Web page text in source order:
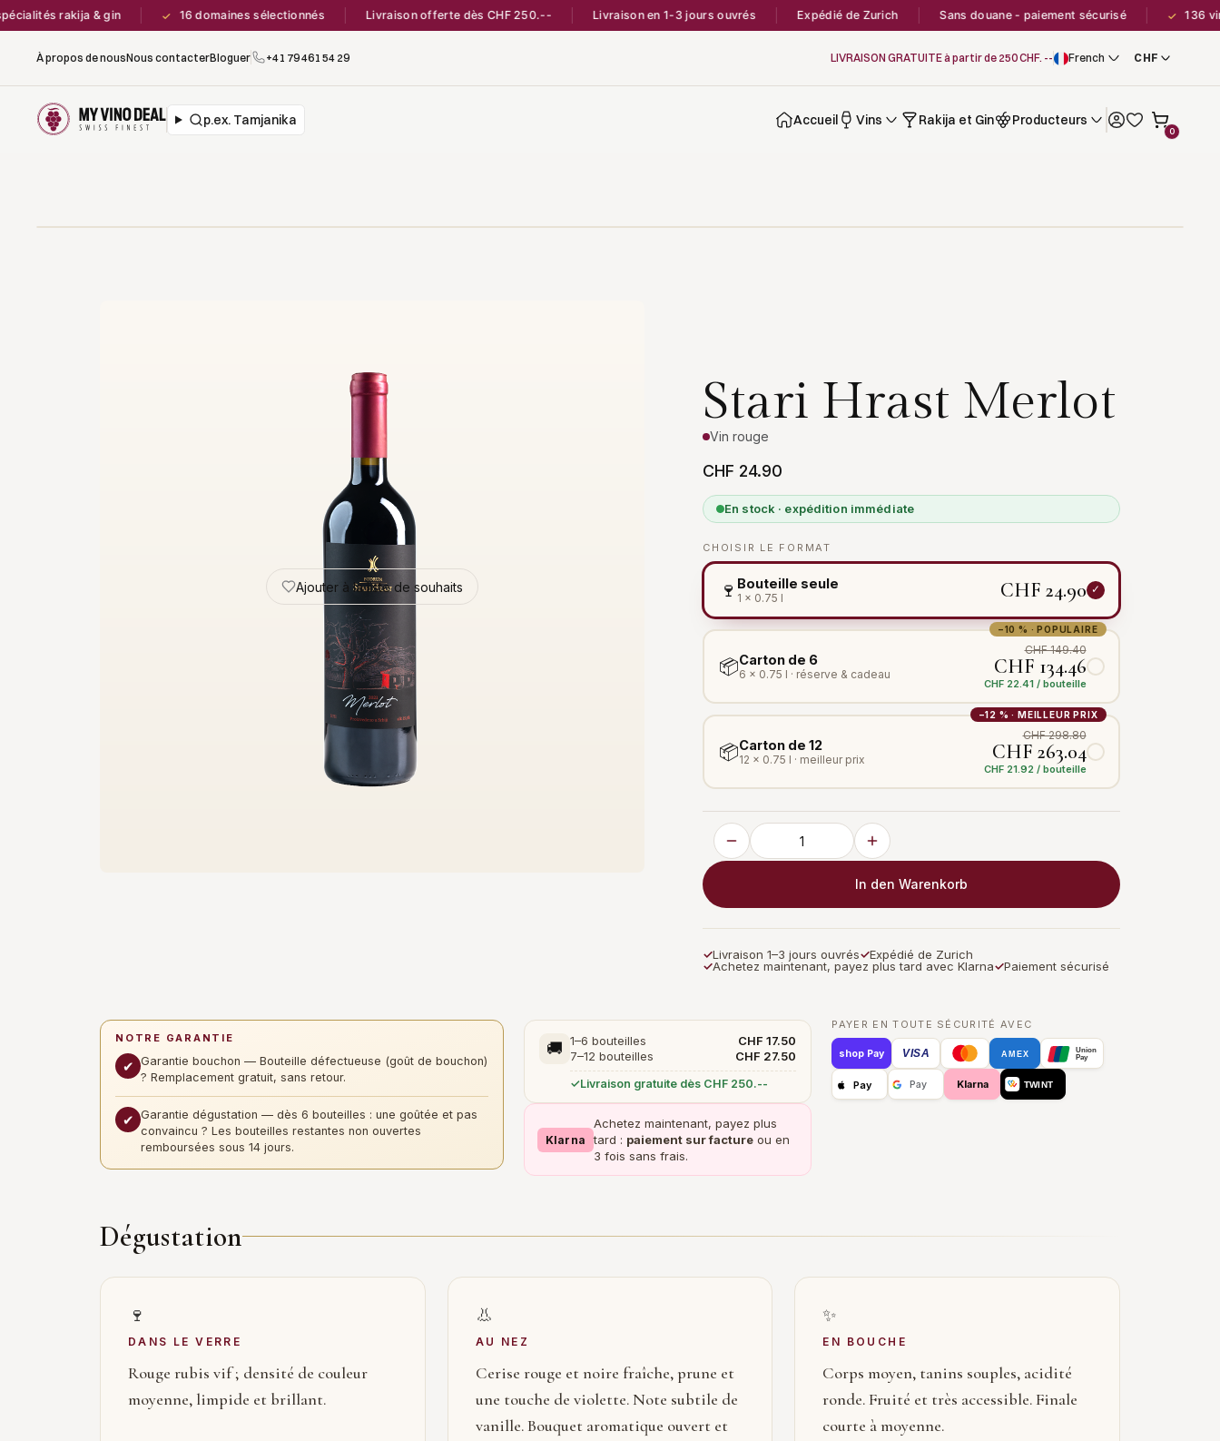
rakija & gin 16 domaines sélectionnés Livraison offerte dès CHF 250.-- Livraison en 1-3 jours ouvrés Expédié de Zurich Sans douane - paiement sécurisé 136 vins
À propos de nousNous contacterBloguer +41 79 461 54 29 LIVRAISON GRATUITE à partir de 250 CHF. -- French
p.ex. Tamjanika Accueil Vins Rakija et Gin Producteurs
0
Ajouter à la liste de souhaits
Stari Hrast Merlot
Vin rouge
CHF 24.90
En stock · expédition immédiate
CHOISIR LE FORMAT
🍷 Bouteille seule
1 × 0.75 l CHF 24.90
−10 % · POPULAIRE
📦Carton de 6
6 × 0.75 l · réserve & cadeau
CHF 149.40
CHF 134.46
CHF 22.41 / bouteille
−12 % · MEILLEUR PRIX
📦Carton de 12
12 × 0.75 l · meilleur prix
CHF 298.80
CHF 263.04
CHF 21.92 / bouteille
In den Warenkorb
✓Livraison 1–3 jours ouvrés✓Expédié de Zurich
✓Achetez maintenant, payez plus tard avec Klarna✓Paiement sécurisé
NOTRE GARANTIE
✔ Garantie bouchon — Bouteille défectueuse (goût de bouchon)
? Remplacement gratuit, sans retour.
✔ Garantie dégustation — dès 6 bouteilles : une goûtée et pas
convaincu ? Les bouteilles restantes non ouvertes
remboursées sous 14 jours.
🚚 1–6 bouteilles
CHF 17.50
7–12 bouteilles
CHF 27.50
Livraison gratuite dès CHF 250.--
Klarna
Achetez maintenant, payez plus
tard : paiement sur factureou en
3 fois sans frais.
PAYER EN TOUTE SÉCURITÉ AVEC
shop Pay VISA AMEX
Union
Pay
Pay Pay Klarna TWINT
Dégustation
🍷
DANS LE VERRE
Rouge rubis vif ; densité de couleur
moyenne, limpide et brillant.
👃
AU NEZ
Cerise rouge et noire fraîche, prune et
une touche de violette. Note subtile de
vanille. Bouquet aromatique ouvert et
✨
EN BOUCHE
Corps moyen, tanins souples, acidité
ronde. Fruité et très accessible. Finale
courte à moyenne.